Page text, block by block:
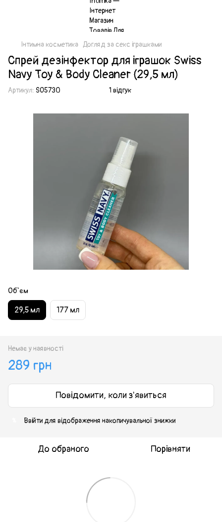
Інтимна косметика Догляд за секс іграшками
Спрей дезінфектор для іграшок Swiss
Navy Toy & Body Cleaner (29,5 мл)
Артикул: SO5730 1 відгук
Об`єм
29,5 мл 177 мл
Немає у наявності
289 грн
Повідомити, коли з'явиться
Ввійти для відображення накопичувальної знижки
До обраного Порівняти